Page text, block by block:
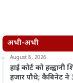
अभी-अभी
August 8, 2026
हाई कोर्ट को
हजार पौधे; कैबिनेट ने